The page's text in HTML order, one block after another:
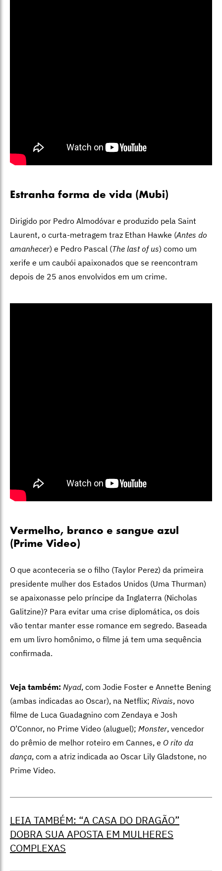
Estranha forma de vida (Mubi)
Dirigido por Pedro Almodóvar e produzido pela Saint
Laurent, o curta-metragem traz Ethan Hawke (Antes do
amanhecer) e Pedro Pascal (The last of us) como um
xerife e um caubói apaixonados que se reencontram
depois de 25 anos envolvidos em um crime.
Vermelho, branco e sangue azul
(Prime Video)
O que aconteceria se o filho (Taylor Perez) da primeira
presidente mulher dos Estados Unidos (Uma Thurman)
se apaixonasse pelo príncipe da Inglaterra (Nicholas
Galitzine)? Para evitar uma crise diplomática, os dois
vão tentar manter esse romance em segredo. Baseada
em um livro homônimo, o filme já tem uma sequência
confirmada.
Veja também: Nyad, com Jodie Foster e Annette Bening
(ambas indicadas ao Oscar), na Netflix; Rivais, novo
filme de Luca Guadagnino com Zendaya e Josh
O’Connor, no Prime Video (aluguel); Monster, vencedor
do prêmio de melhor roteiro em Cannes, e O rito da
dança, com a atriz indicada ao Oscar Lily Gladstone, no
Prime Video.
LEIA TAMBÉM: “A CASA DO DRAGÃO”
DOBRA SUA APOSTA EM MULHERES
COMPLEXAS